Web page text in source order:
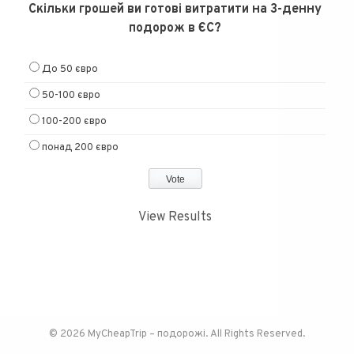
Скільки грошей ви готові витратити на 3-денну
подорож в ЄС?
До 50 євро
50-100 євро
100-200 євро
понад 200 євро
View Results
© 2026 MyCheapTrip – подорожі. All Rights Reserved.